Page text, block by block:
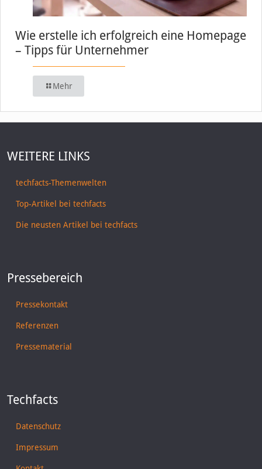
Wie erstelle ich erfolgreich eine Homepage
– Tipps für Unternehmer
Mehr
WEITERE LINKS
techfacts-Themenwelten
Top-Artikel bei techfacts
Die neusten Artikel bei techfacts
Pressebereich
Pressekontakt
Referenzen
Pressematerial
Techfacts
Datenschutz
Impressum